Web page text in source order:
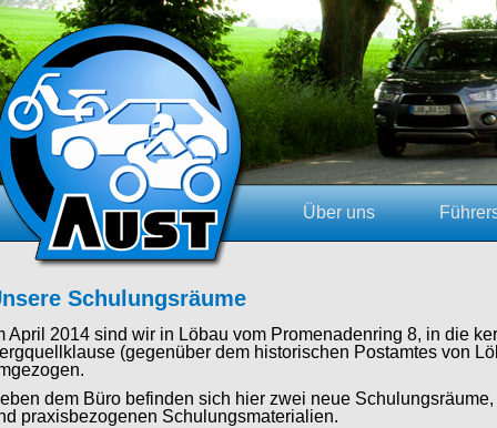
Über uns
Schulungsräume
April 2014 sind wir in Löbau vom Promenadenring 8, in die
(gegenüber dem historischen Postamtes von
dem Büro befinden sich hier zwei neue
praxisbezogenen Schulungsmaterialien.